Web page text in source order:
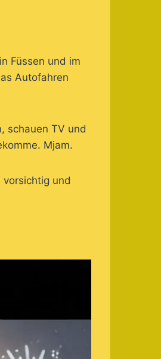
Füssen und im
Autofahren
schauen TV und
Mjam.
vorsichtig und